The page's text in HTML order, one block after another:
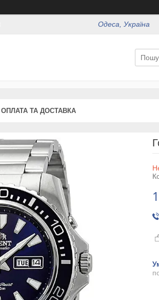
Одеса, Україна
ОПЛАТА ТА ДОСТАВКА